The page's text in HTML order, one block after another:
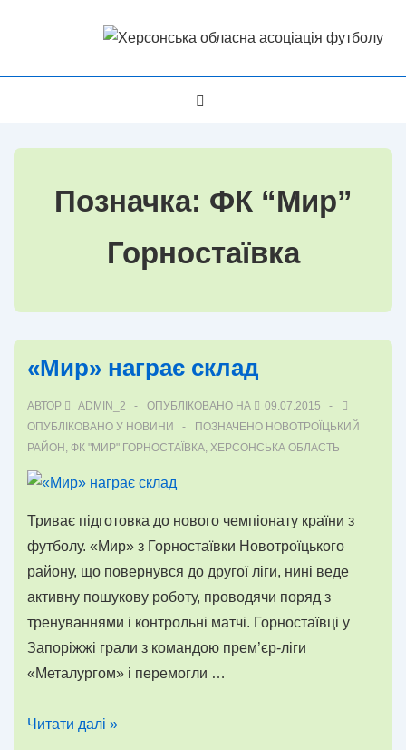
Позначка: ФК “Мир”
Горностаївка
«Мир» награє склад
АВТОР ADMIN_2 ОПУБЛІКОВАНО НА
09.07.2015
ОПУБЛІКОВАНО У НОВИНИ ПОЗНАЧЕНО НОВОТРОЇЦЬКИЙ
РАЙОН , ФК "МИР" ГОРНОСТАЇВКА, ХЕРСОНСЬКА ОБЛАСТЬ
Триває підготовка до нового чемпіонату країни з
футболу. «Мир» з Горностаївки Новотроїцького
району, що повернувся до другої ліги, нині веде
активну пошукову роботу, проводячи поряд з
тренуваннями і контрольні матчі. Горностаївці у
Запоріжжі грали з командою прем’єр-ліги
«Металургом» і перемогли …
«Мир»
Читати далі »